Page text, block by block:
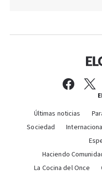
Últimas noticias
Sociedad
Haciendo
La Cocina del Once